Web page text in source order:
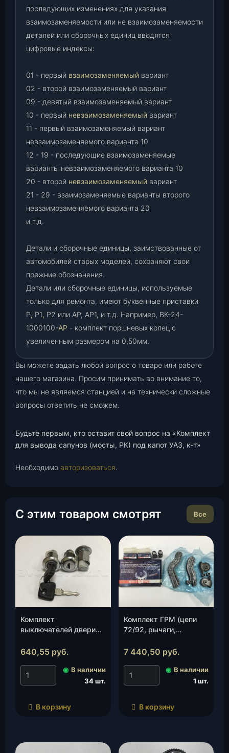
последующих изменениях для указания
взаимозаменяемости или не взаимозаменяемости
деталей или сборочных единиц вводятся
цифровые индексы:
01 - первый взаимозаменяемый вариант
02 - второй взаимозаменяемый вариант
09 - девятый взаимозаменяемый вариант
10 - первый невзаимозаменяемый вариант
11 - первый взаимозаменяемый вариант
невзаимозаменяемого варианта 10
12 - 19 - последующие взаимозаменяемые
варианты невзаимозаменяемого варианта 10
20 - второй невзаимозаменяемый вариант
21 - 29 - взаимозаменяемые варианты второго
невзаимозаменяемого варианта 20
и т.д.
Детали и сборочные единицы, заимствованные от
автомобилей старых моделей, сохраняют свои
прежние обозначения.
Детали или сборочные единицы, используемые
только для ремонта, имеют буквенные приставки
Р, Р1, Р2 или АР, АР1, и т.д. Например, ВК-24-
1000100-АР - комплект поршневых колец с
увеличенным размером на 0,50мм.
Вы можете задать любой вопрос о товаре или работе
нашего магазина. Просим принимать во внимание то,
что мы не являемся станцией и на технически сложные
вопросы ответить не сможем.
Будьте первым, кто оставит свой вопрос на «Комплект
для вывода сапунов (мосты, РК) под капот УАЗ, к-т»
Необходимо авторизоваться.
С этим товаром смотрят Все
Комплект
выключателей двери
(личинки 3шт.)
640,55 руб.
◉ В наличии
34 шт.
В корзину
Комплект ГРМ (цепи
72/92, рычаги,
406-409 Е-2 (406-
7 440,50 руб.
◉ В наличии
1 шт.
В корзину